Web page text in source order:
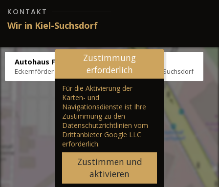
KONTAKT
Wir in Kiel-Suchsdorf
Autohaus Fräter
Eckernförder Str. /Klausbrooker Weg 1, 24107 Kiel-Suchsdorf
Zustimmung
erforderlich
Für die Aktivierung der
Karten- und
Navigationsdienste ist Ihre
Zustimmung zu den
Datenschutzrichtlinien vom
Drittanbieter Google LLC
erforderlich.
Zustimmen und
aktivieren